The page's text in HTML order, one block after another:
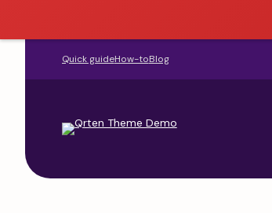
Quick guideHow-toBlog